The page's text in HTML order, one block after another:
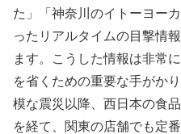
た」「神奈川のイトーヨー
ったリアルタイムの目撃情
ます。こうした情報は非常
を省くための重要な手がか
模な震災以降、西日本の食
を経て、関東の店舗でも定